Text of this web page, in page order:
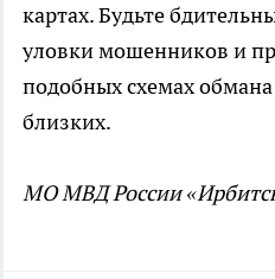
картах. Будьте
уловки мошенников и
подобных схемах
близких.
МО МВД России